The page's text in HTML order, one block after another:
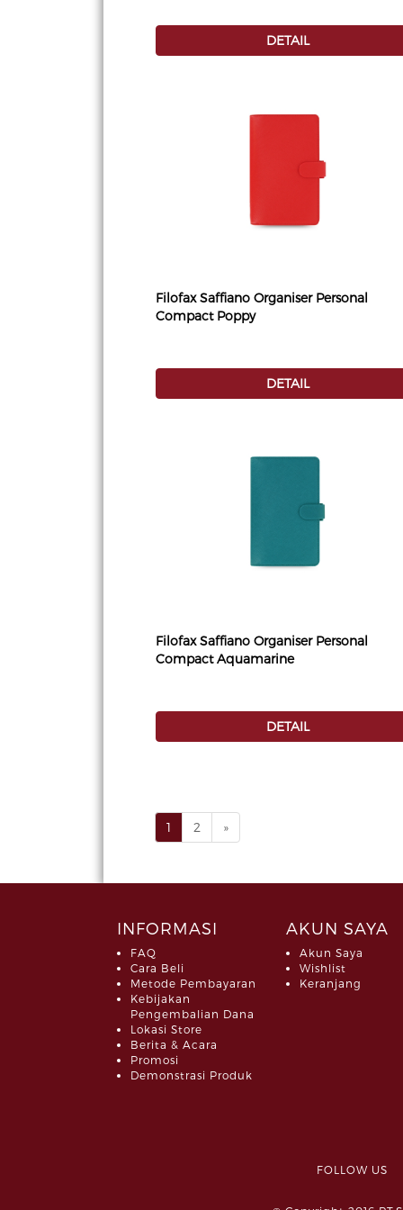
DETAIL
Filofax Saffiano Organiser Personal
Compact Poppy
DETAIL
Filofax Saffiano Organiser Personal
Compact Aquamarine
DETAIL
1 2 »
INFORMASI
FAQ
Cara Beli
Metode Pembayaran
Kebijakan
Pengembalian Dana
Lokasi Store
Berita & Acara
Promosi
Demonstrasi Produk
AKUN SAYA
Akun Saya
Wishlist
Keranjang
FOLLOW